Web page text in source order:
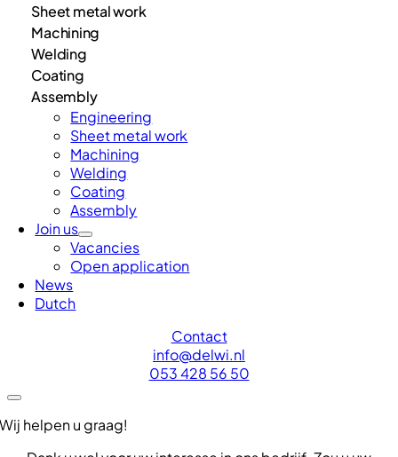
Sheet metal work
Machining
Welding
Coating
Assembly
Engineering
Sheet metal work
Machining
Welding
Coating
Assembly
Join us
Vacancies
Open application
News
Dutch
Contact
info@delwi.nl
053 428 56 50
Wij helpen u graag!